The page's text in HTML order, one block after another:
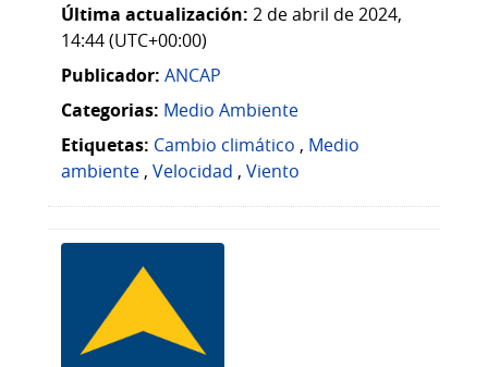
Última actualización: 2 de abril de 2024,
14:44 (UTC+00:00)
Publicador: ANCAP
Categorias: Medio Ambiente
Etiquetas: Cambio climático , Medio
ambiente , Velocidad , Viento